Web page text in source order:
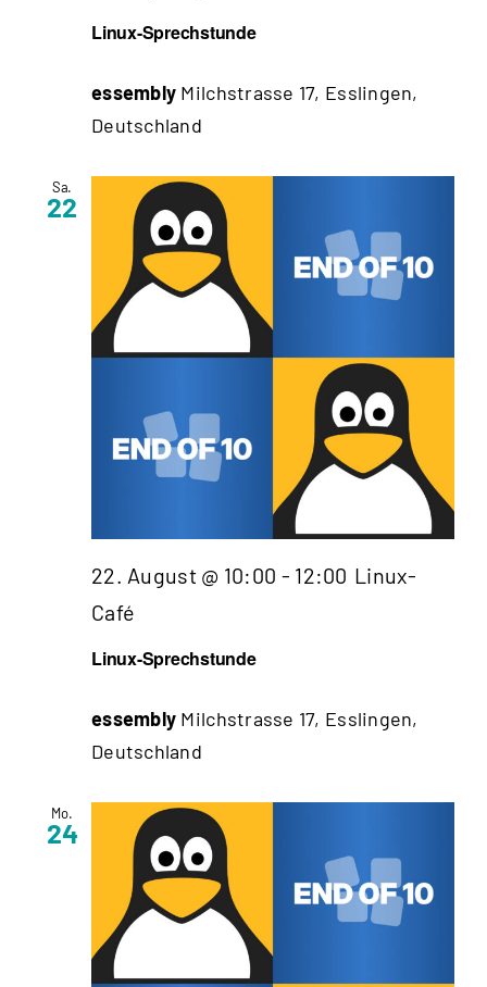
Linux-Sprechstunde
essembly Milchstrasse 17, Esslingen,
Deutschland
Sa.
22
Linux-Sprechstunde
22. August @ 10:00 - 12:00 Linux-
Café
essembly Milchstrasse 17, Esslingen,
Deutschland
Mo.
24